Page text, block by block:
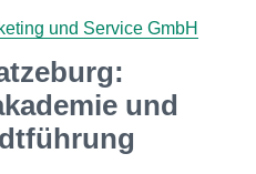
und Service GmbH
und